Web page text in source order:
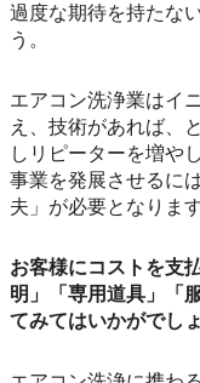
過度な期待を持たな
う。
エアコン洗浄業はイ
え、技術があれば、
しリピーターを増や
事業を発展させるに
夫」が必要となります
お客様にコストを支
明」「専用道具」「
てみてはいかがでしょ